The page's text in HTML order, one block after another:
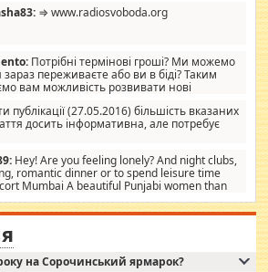
⇒ www.radiosvoboda.org
Потрібні термінові гроші? Ми можемо
переживаєте або ви в біді? Таким
вам можливість розвивати нові
намагаються дати їм шанс. Кожен
шанс, і, оскільки влада не зможе, вони
інших. Для нас нема багато суми, і зрілість
сум і нічого іншого. Не чекайте і не
суму, яку ви хочете подати, і ми
варіантами. зв'яжіться з нами
Вам потрібні термінові
публікації (27.05.2016) більшість вказаних
досить інформативна, але потребує
Hey! Are you feeling lonely? And night clubs,
romantic dinner or to spend leisure time
Mumbai A beautiful Punjabi women than
in arms that you guys feel like 5 star luxury
in their search for loved solitaire free
beautiful figure and shapely body shapes.
truthful, friendly and cheerful girl.
can see the latest pictures of her body and the
на Сорочинський ярмарок?